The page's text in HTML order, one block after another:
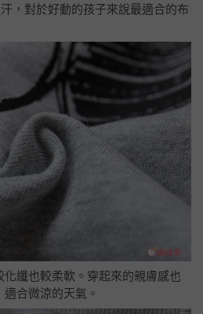
，對於好動的孩子來說最適合的布
纖也較柔軟。穿起來的親膚感也
合微涼的天氣。